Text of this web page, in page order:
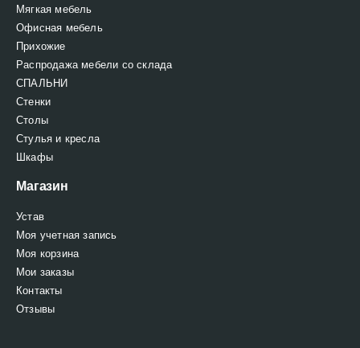
Мягкая мебель
Офисная мебель
Прихожие
Распродажа мебели со склада
СПАЛЬНИ
Стенки
Столы
Стулья и кресла
Шкафы
Магазин
Устав
Моя учетная запись
Моя корзина
Мои заказы
Контакты
Отзывы